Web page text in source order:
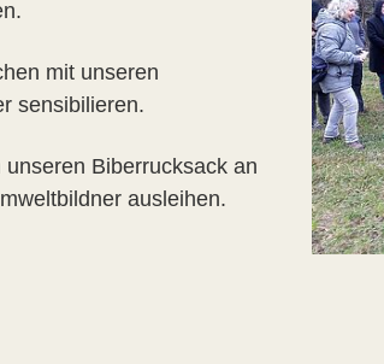
mit unseren
sensibilieren.
Biberrucksack an
ausleihen.